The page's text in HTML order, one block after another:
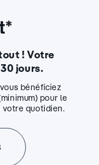
! Votre
jours.
bénéficiez
pour le
quotidien.